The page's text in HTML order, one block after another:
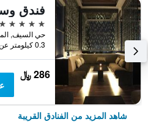
5 نجوم
حي السيف,
0.3 كيلومتر عن وسط المدينة
286 ﷼
شاهد المزيد من الفنادق القريبة